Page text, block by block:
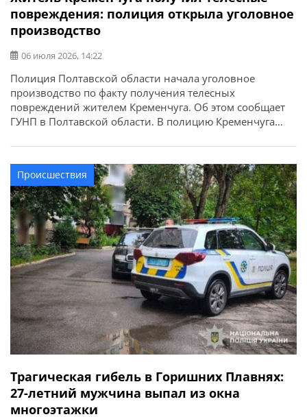
повреждения: полиция открыла уголовное
производство
06 июля 2026, 14:22
Полиция Полтавской области начала уголовное
производство по факту получения телесных
повреждений жителем Кременчуга. Об этом сообщает
ГУНП в Полтавской области. В полицию Кременчуга
телесные повреждения. По данному факту следователи
Кременчугского районного управления полиции под
процессуальным руководством прокуратуры
приступили к досудебному расследованию.
Устанавливаются обстоятельства и причины
происшествия.
Происшествия
Трагическая гибель в Горишних Плавнях:
27-летний мужчина выпал из окна
многоэтажки